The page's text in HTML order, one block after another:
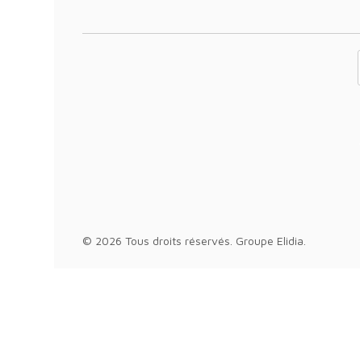
© 2026 Tous droits réservés. Groupe Elidia